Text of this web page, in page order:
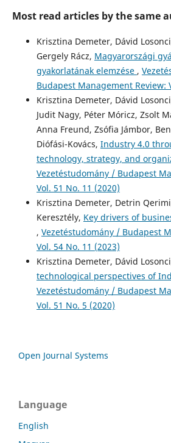
A magyar kis- és
Vezetéstudomány / Budapest
10.14267/VEZTUD.2023.09.02
Most read articles by the same
Krisztina Demeter, Dávid
Gergely Rácz, Magyarországi
gyakorlatának elemzése ,
Budapest Management Review:
Krisztina Demeter, Dávid
Judit Nagy, Péter Móricz, Zsolt
Anna Freund, Zsófia Jámbor,
Diófási-Kovács, Industry 4.0
technology, strategy, and
Vezetéstudomány / Budapest
Vol. 51 No. 11 (2020)
Krisztina Demeter, Detrin
Keresztély, Key drivers of
, Vezetéstudomány / Budapest
Vol. 54 No. 11 (2023)
Krisztina Demeter, Dávid
technological perspectives of
Vezetéstudomány / Budapest
Vol. 51 No. 5 (2020)
Open Journal Systems
Language
English